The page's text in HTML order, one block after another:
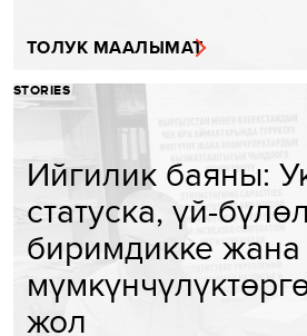
ТОЛУК МААЛЫМАТ
STORIES
Ийгилик баяны:
статуска, үй-
биримдикке
жол